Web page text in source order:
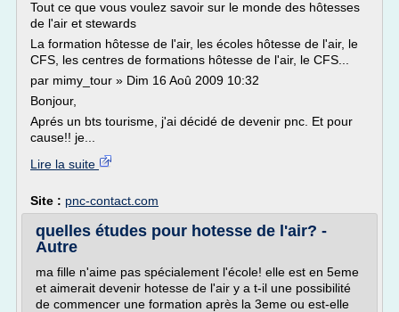
Tout ce que vous voulez savoir sur le monde des hôtesses
de l'air et stewards
La formation hôtesse de l'air, les écoles hôtesse de l'air, le
CFS, les centres de formations hôtesse de l'air, le CFS...
par mimy_tour » Dim 16 Aoû 2009 10:32
Bonjour,
Aprés un bts tourisme, j'ai décidé de devenir pnc. Et pour
cause!! je...
Lire la suite
Site : pnc-contact.com
quelles études pour hotesse de l'air? -
Autre
ma fille n'aime pas spécialement l'école! elle est en 5eme
et aimerait devenir hotesse de l'air y a t-il une possibilité
de commencer une formation après la 3eme ou est-elle